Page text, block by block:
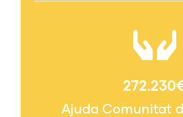
Ajuda Comunitat
272.230